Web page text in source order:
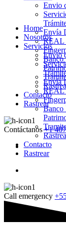
Envio
Envía
REAL
Banco
Contacto
Rastrear
Contáctanos +1
Home
Nosotros
Servicios
Envio
Envía
REAL
Banco
Contacto
Rastrear
Call emergency